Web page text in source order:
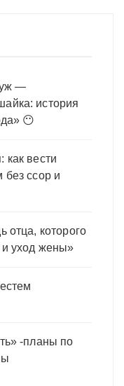
—
история
😶
вести
ссор и
отца, которого
уход жены»
-планы по